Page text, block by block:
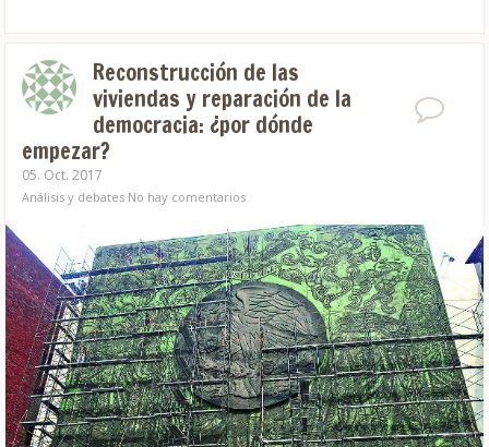
Reconstrucción de las
viviendas y reparación de la
democracia: ¿por dónde
empezar?
05. Oct. 2017
Análisis y debates No hay comentarios